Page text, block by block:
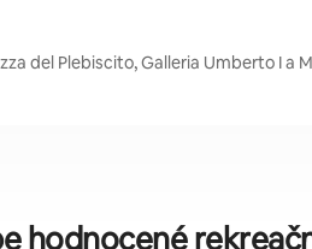
del Plebiscito, Galleria Umberto I a
hodnocené